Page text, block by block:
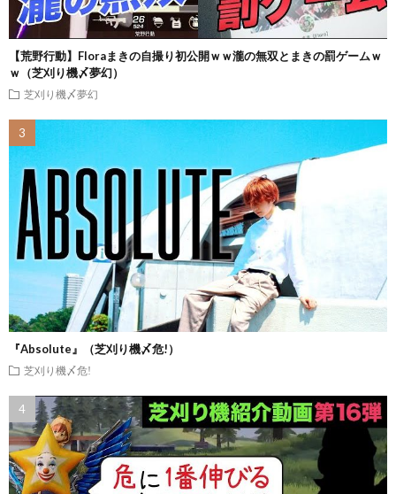
【荒野行動】Floraまきの自撮り初公開ｗｗ瀧の無双とまきの罰ゲームｗ
ｗ（芝刈り機〆夢幻）
芝刈り機〆夢幻
『Absolute』（芝刈り機〆危!）
芝刈り機〆危!